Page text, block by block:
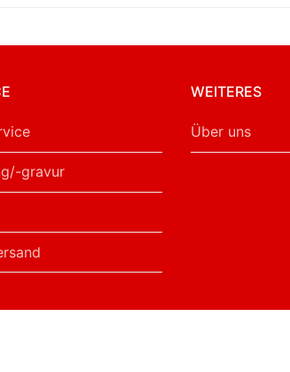
gravur
WEITERES
Über uns